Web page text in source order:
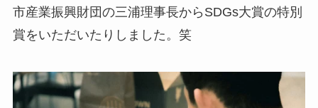
市産業振興財団の三浦理事長からSDGs大賞の特別
賞をいただいたりしました。笑